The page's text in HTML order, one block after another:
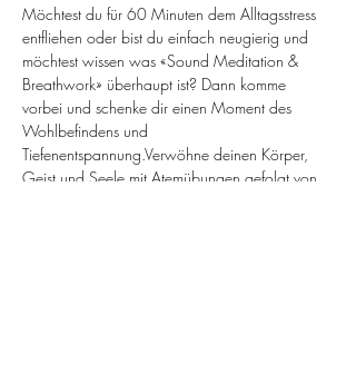
Möchtest du für 60 Minuten dem Alltagsstress
entfliehen oder bist du einfach neugierig und
möchtest wissen was «Sound Meditation &
Breathwork» überhaupt ist? Dann komme
vorbei und schenke dir einen Moment des
Wohlbefindens und
Tiefenentspannung.Verwöhne deinen Körper,
Geist und Seele mit Atemübungen gefolgt von